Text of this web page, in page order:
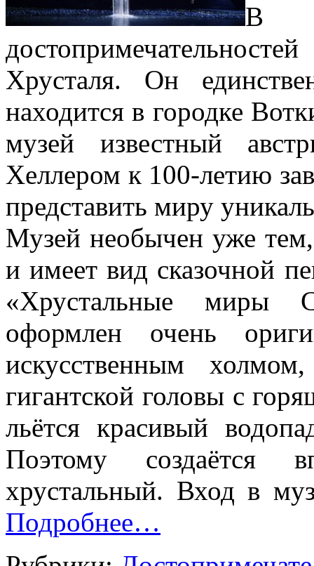
В
Хрусталя. Он
находится в городке
музей известный
Хеллером к 100-летию
представить миру
Музей необычен уже тем,
и имеет вид сказочной
«Хрустальные миры
оформлен очень
искусственным
гигантской головы с
льётся красивый
Поэтому создаётся
хрустальный. Вход в
Подробнее…